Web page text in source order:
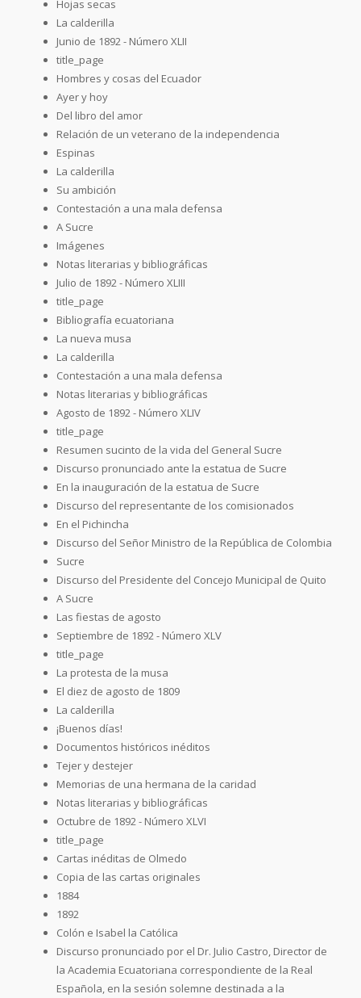
Hojas secas
La calderilla
Junio de 1892 - Número XLII
title_page
Hombres y cosas del Ecuador
Ayer y hoy
Del libro del amor
Relación de un veterano de la independencia
Espinas
La calderilla
Su ambición
Contestación a una mala defensa
A Sucre
Imágenes
Notas literarias y bibliográficas
Julio de 1892 - Número XLIII
title_page
Bibliografía ecuatoriana
La nueva musa
La calderilla
Contestación a una mala defensa
Notas literarias y bibliográficas
Agosto de 1892 - Número XLIV
title_page
Resumen sucinto de la vida del General Sucre
Discurso pronunciado ante la estatua de Sucre
En la inauguración de la estatua de Sucre
Discurso del representante de los comisionados
En el Pichincha
Discurso del Señor Ministro de la República de Colombia
Sucre
Discurso del Presidente del Concejo Municipal de Quito
A Sucre
Las fiestas de agosto
Septiembre de 1892 - Número XLV
title_page
La protesta de la musa
El diez de agosto de 1809
La calderilla
¡Buenos días!
Documentos históricos inéditos
Tejer y destejer
Memorias de una hermana de la caridad
Notas literarias y bibliográficas
Octubre de 1892 - Número XLVI
title_page
Cartas inéditas de Olmedo
Copia de las cartas originales
1884
1892
Colón e Isabel la Católica
Discurso pronunciado por el Dr. Julio Castro, Director de
la Academia Ecuatoriana correspondiente de la Real
Española, en la sesión solemne destinada a la